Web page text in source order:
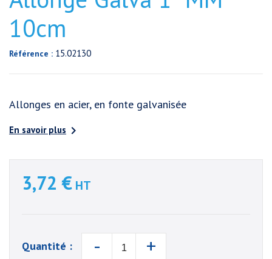
10cm
Référence : 15.02130
Allonges en acier, en fonte galvanisée
En savoir plus 
3,72 € HT
Quantité : - +